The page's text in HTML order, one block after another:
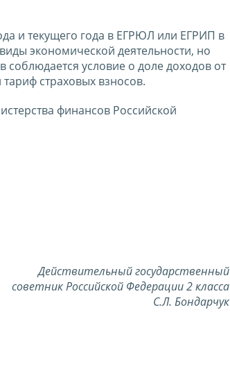
и текущего года в ЕГРЮЛ или ЕГРИП в
экономической деятельности, но
условие о доле доходов от
страховых взносов.
финансов Российской
Действительный государственный
советник Российской Федерации 2 класса
С.Л. Бондарчук